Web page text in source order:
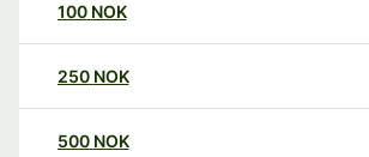
100 NOK
250 NOK
500 NOK